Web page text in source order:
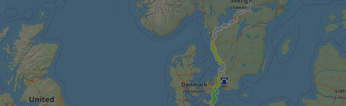
AWSALBCORS
Amazon.com Inc.
analytics.sitewit.com
For
for
ASP.NET_SessionId
Microsoft
Corporation
analytics.sitewit.com
with
li_gc
LinkedIn
Corporation
.linkedin.com
5 mois 4
semaines
Utilisé
CookieScriptConsent
CookieScript
11 mois 4
semaines
Ce